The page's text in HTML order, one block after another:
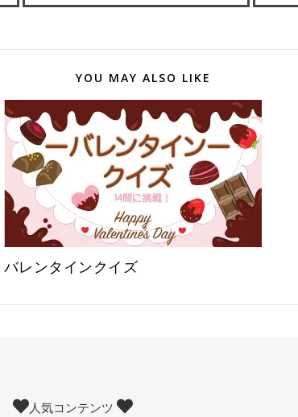
YOU MAY ALSO LIKE
バレンタインクイズ
人気コンテンツ